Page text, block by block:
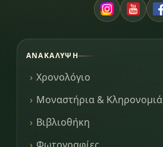
ΑΝΑΚΆΛΥΨΗ
Χρονολόγιο
Μοναστήρια & Κληρονομιά
Βιβλιοθήκη